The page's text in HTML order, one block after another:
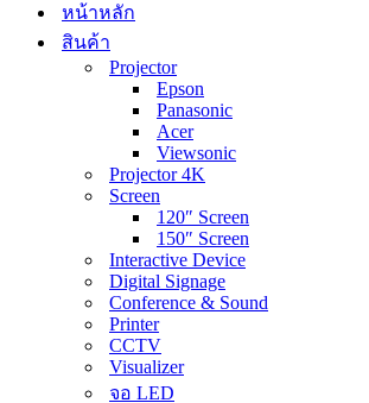
หน้าหลัก
สินค้า
Projector
Epson
Panasonic
Acer
Viewsonic
Projector 4K
Screen
120″ Screen
150″ Screen
Interactive Device
Digital Signage
Conference & Sound
Printer
CCTV
Visualizer
จอ LED